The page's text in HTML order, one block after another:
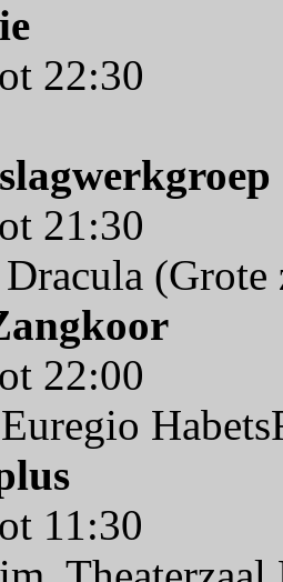
22:30
21:30
(Grote
22:00
11:30